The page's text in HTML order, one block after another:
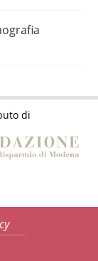
di